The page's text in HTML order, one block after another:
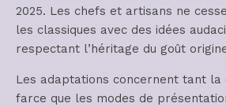
2025. Les chefs et artisans ne
les classiques avec des idées
respectant l’héritage du goût
Les adaptations concernent tant la
farce que les modes de